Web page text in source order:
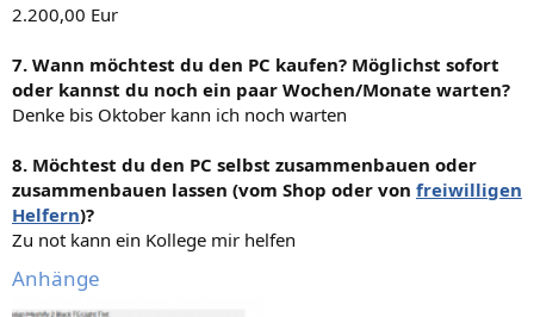
2.200,00 Eur
7. Wann möchtest du den PC kaufen? Möglichst sofort
oder kannst du noch ein paar Wochen/Monate warten?
Denke bis Oktober kann ich noch warten
8. Möchtest du den PC selbst zusammenbauen oder
zusammenbauen lassen (vom Shop oder von freiwilligen
Helfern)?
Zu not kann ein Kollege mir helfen
Anhänge